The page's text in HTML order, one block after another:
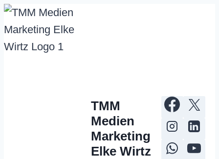
Zum
Inhalt
springen
TMM
Medien
Marketing
Elke Wirtz